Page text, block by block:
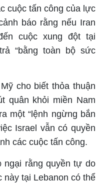
cuộc tấn công của lực
báo rằng nếu Iran
cuộc xung đột tại
“bằng toàn bộ sức
cho biết thỏa thuận
quân khỏi miền Nam
một “lệnh ngừng bắn
Israel vẫn có quyền
các cuộc tấn công.
ngại rằng quyền tự do
tại Lebanon có thể